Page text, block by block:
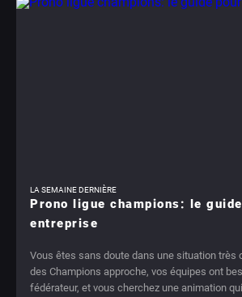
LA SEMAINE DERNIÈRE
Prono ligue champions: le
entreprise
Vous êtes sans doute dans une situation très
des Champions approche, vos équipes ont
fédérateur, et vous cherchez une animation